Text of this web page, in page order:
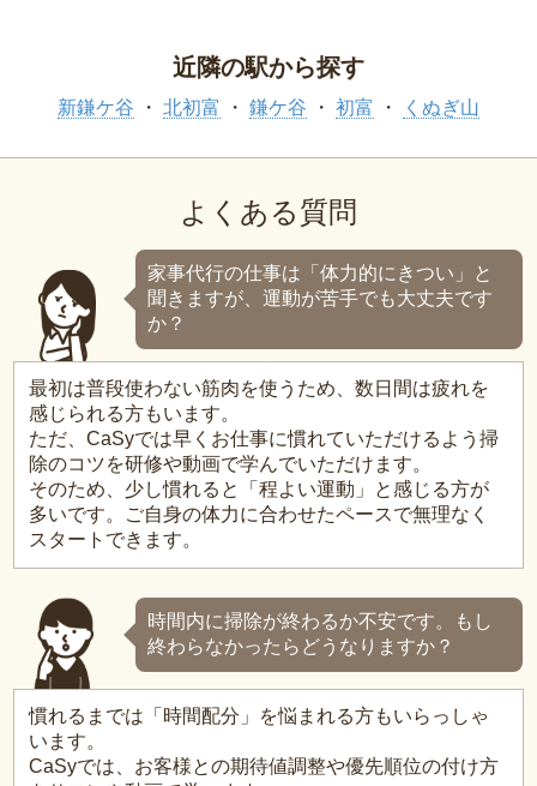
近隣の駅から探す
新鎌ケ谷 北初富 鎌ケ谷 初富 くぬぎ山
よくある質問
家事代行の仕事は「体力的にきつい」と
聞きますが、運動が苦手でも大丈夫です
か？
最初は普段使わない筋肉を使うため、数日間は疲れを
感じられる方もいます。
ただ、CaSyでは早くお仕事に慣れていただけるよう掃
除のコツを研修や動画で学んでいただけます。
そのため、少し慣れると「程よい運動」と感じる方が
多いです。ご自身の体力に合わせたペースで無理なく
スタートできます。
時間内に掃除が終わるか不安です。もし
終わらなかったらどうなりますか？
慣れるまでは「時間配分」を悩まれる方もいらっしゃ
います。
CaSyでは、お客様との期待値調整や優先順位の付け方